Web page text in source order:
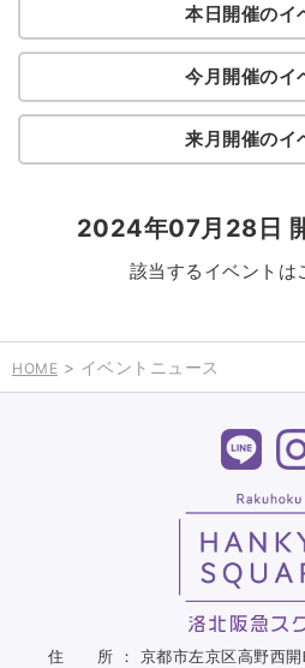
本日開催のイ
今月開催のイ
来月開催のイ
2024年07月28日
該当するイベントは
HOME > イベントニュース
住 所 ： 京都市左京区高野西開